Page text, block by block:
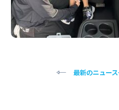
最新のニュー